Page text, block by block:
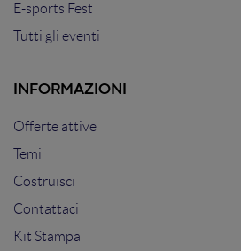
E-sports Fest
Tutti gli eventi
INFORMAZIONI
Offerte attive
Temi
Costruisci
Contattaci
Kit Stampa